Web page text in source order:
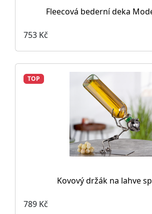
Fleecová bederní deka
753 Kč
TOP
Kovový držák na lahve
789 Kč